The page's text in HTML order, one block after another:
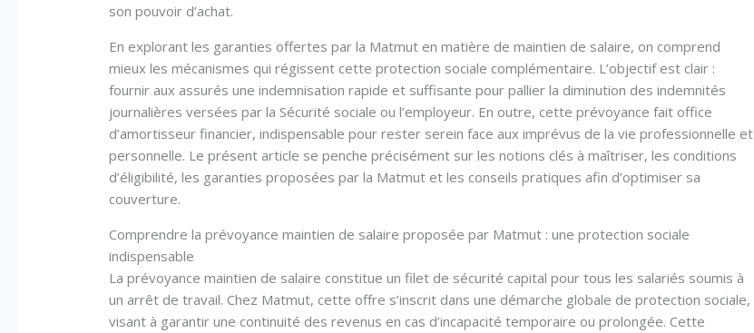
son pouvoir d’achat.
En explorant les garanties offertes par la Matmut en matière de maintien de salaire, on comprend
mieux les mécanismes qui régissent cette protection sociale complémentaire. L’objectif est clair :
fournir aux assurés une indemnisation rapide et suffisante pour pallier la diminution des indemnités
journalières versées par la Sécurité sociale ou l’employeur. En outre, cette prévoyance fait office
d’amortisseur financier, indispensable pour rester serein face aux imprévus de la vie professionnelle et
personnelle. Le présent article se penche précisément sur les notions clés à maîtriser, les conditions
d’éligibilité, les garanties proposées par la Matmut et les conseils pratiques afin d’optimiser sa
couverture.
Comprendre la prévoyance maintien de salaire proposée par Matmut : une protection sociale
indispensable
La prévoyance maintien de salaire constitue un filet de sécurité capital pour tous les salariés soumis à
un arrêt de travail. Chez Matmut, cette offre s’inscrit dans une démarche globale de protection sociale,
visant à garantir une continuité des revenus en cas d’incapacité temporaire ou prolongée. Cette